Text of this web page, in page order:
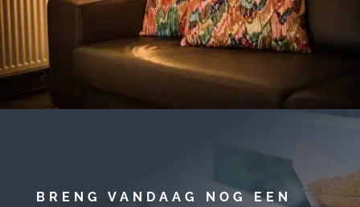
BRENG VANDAAG NOG EEN